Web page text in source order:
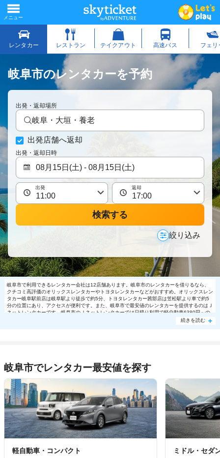
岐阜市のレンタカーを予約
出発・返却場所
岐阜・大垣・養老
出発店舗へ返却
出発・返却日時
出発 返却
検索する
絞り込み
岐阜市で利用できるレンタカー会社は12店舗あります。岐阜市のレンタカーを借りるなら、
クチコミ高評価のオリックスレンタカーやトヨタレンタカーなどがおすすめ。オリックスレン
タカー岐阜駅前店は岐阜駅より徒歩で約5分、トヨタレンタカー茜部店は笠松駅より車で約5
分の位置にあり、アクセスが便利です。また、岐阜市で最安値のレンタカーを提供するのはＪ
ネットレンタカーです。岐阜市のＪネットレンタカーでは日帰り利用で軽自動車6380円～の
格安で利用できます。岐阜市で大人気の格安レンタカーは売り切れる場合もありますので、ご
続きを読む
岐阜市でレンタカー最安値を探す
軽自動車・コンパクト
ミドル・セダ